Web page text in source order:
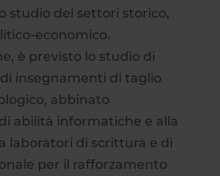
studio dei settori storico,
economico.
è previsto lo studio di
insegnamenti di taglio
abbinato
abilità informatiche e alla
laboratori di scrittura e di
per il rafforzamento